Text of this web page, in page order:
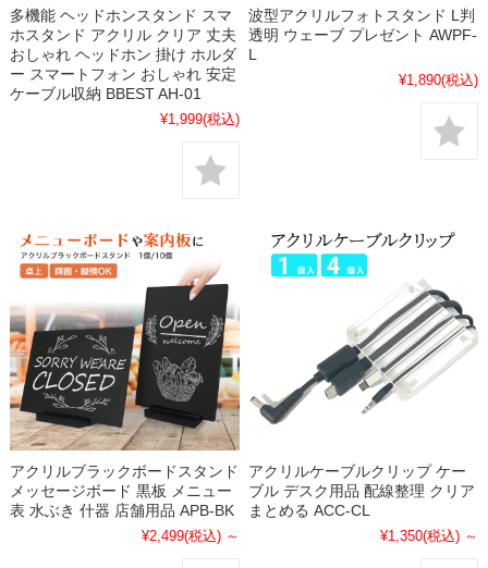
多機能 ヘッドホンスタンド スマ
ホスタンド アクリル クリア 丈夫
おしゃれ ヘッドホン 掛け ホルダ
ー スマートフォン おしゃれ 安定
ケーブル収納 BBEST AH-01
¥1,999(税込)
波型アクリルフォトスタンド L判
透明 ウェーブ プレゼント AWPF-
L
¥1,890(税込)
アクリルブラックボードスタンド
メッセージボード 黒板 メニュー
表 水ぶき 什器 店舗用品 APB-BK
¥2,499(税込) ～
アクリルケーブルクリップ ケー
ブル デスク用品 配線整理 クリア
まとめる ACC-CL
¥1,350(税込) ～